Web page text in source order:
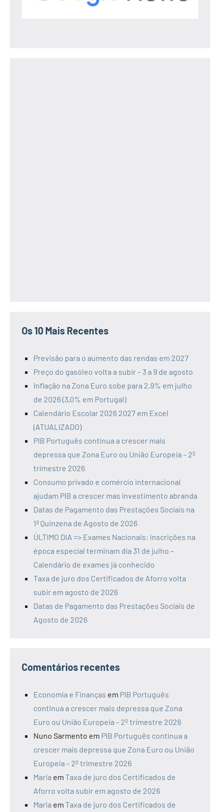
Os 10 Mais Recentes
Previsão para o aumento das rendas em 2027
Preço do gasóleo volta a subir – 3 a 9 de agosto
Inflação na Zona Euro sobe para 2,9% em julho
de 2026 (3,0% em Portugal)
Calendário Escolar 2026 2027 em Excel
(ATUALIZADO)
PIB Português continua a crescer mais
depressa que Zona Euro ou União Europeia – 2º
trimestre 2026
Consumo privado e comércio internacional
ajudam PIB a crescer mas investimento abranda
Datas de Pagamento das Prestações Sociais na
1ª Quinzena de Agosto de 2026
ÚLTIMO DIA => Exames Nacionais: inscrições na
época especial terminam dia 31 de julho –
Calendário de exames já conhecido
Taxa de juro dos Certificados de Aforro volta
subir em agosto de 2026
Datas de Pagamento das Prestações Sociais de
Agosto de 2026
Comentários recentes
Economia e Finanças em PIB Português
continua a crescer mais depressa que Zona
Euro ou União Europeia – 2º trimestre 2026
Nuno Sarmento em PIB Português continua a
crescer mais depressa que Zona Euro ou União
Europeia – 2º trimestre 2026
Maria em Taxa de juro dos Certificados de
Aforro volta subir em agosto de 2026
Maria em Taxa de juro dos Certificados de